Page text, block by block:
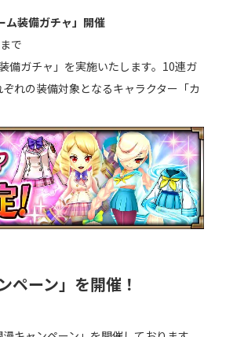
ム装備ガチャ」開催
で
備ガチャ」を実施いたします。10連ガ
れの装備対象となるキャラクター「カ
ペーン」を開催！